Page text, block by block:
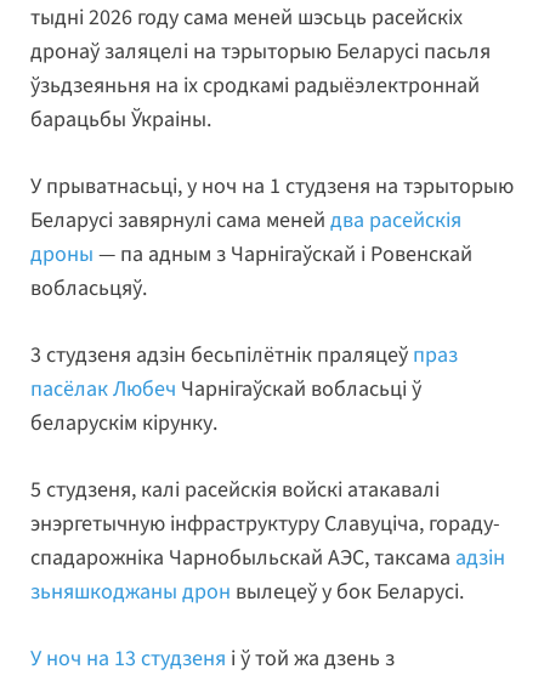
тыдні 2026 году сама меней шэсьць расейскіх
дронаў заляцелі на тэрыторыю Беларусі пасьля
ўзьдзеяньня на іх сродкамі радыёэлектроннай
барацьбы Ўкраіны.
У прыватнасьці, у ноч на 1 студзеня на тэрыторыю
Беларусі завярнулі сама меней два расейскія
дроны — па адным з Чарнігаўскай і Ровенскай
вобласьцяў.
3 студзеня адзін бесьпілётнік праляцеў праз
пасёлак Любеч Чарнігаўскай вобласьці ў
беларускім кірунку.
5 студзеня, калі расейскія войскі атакавалі
энэргетычную інфраструктуру Славуціча, гораду-
спадарожніка Чарнобыльскай АЭС, таксама адзін
зьняшкоджаны дрон вылецеў у бок Беларусі.
У ноч на 13 студзеня і ў той жа дзень з